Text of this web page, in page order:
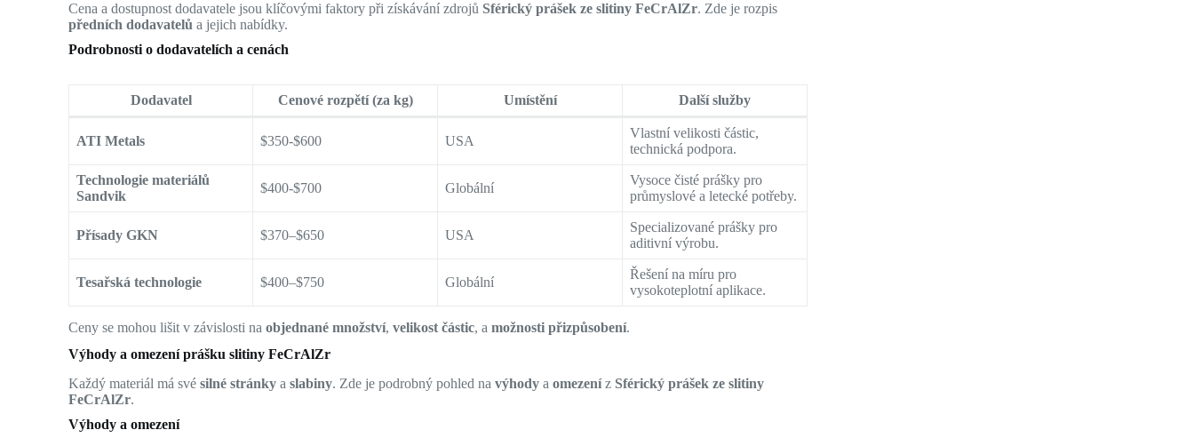
Cena a dostupnost dodavatele jsou klíčovými faktory při získávání zdrojů Sférický prášek ze slitiny FeCrAlZr. Zde je rozpis
předních dodavatelů a jejich nabídky.
Podrobnosti o dodavatelích a cenách
Dodavatel Cenové rozpětí (za kg) Umístění Další služby
ATI Metals $350-$600 USA
Vlastní velikosti částic,
technická podpora.
Technologie materiálů
Sandvik
$400-$700 Globální
Vysoce čisté prášky pro
průmyslové a letecké potřeby.
Přísady GKN $370–$650 USA
Specializované prášky pro
aditivní výrobu.
Tesařská technologie $400–$750 Globální
Řešení na míru pro
vysokoteplotní aplikace.
Ceny se mohou lišit v závislosti naobjednané množství,velikost částic, amožnosti přizpůsobení.
Výhody a omezení prášku slitiny FeCrAlZr
Každý materiál má svésilné stránky aslabiny. Zde je podrobný pohled navýhody aomezeníz Sférický prášek ze slitiny
FeCrAlZr.
Výhody a omezení